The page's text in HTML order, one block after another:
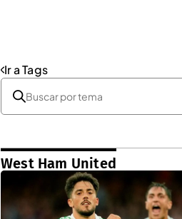
Ir a Tags
West Ham United